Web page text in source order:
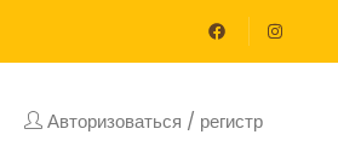
Авторизоваться / регистр